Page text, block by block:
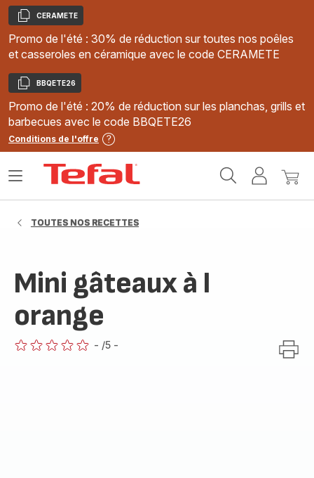
Copier
CERAMETE
Promo de l'été : 30% de réduction sur toutes nos poêles
et casseroles en céramique avec le code CERAMETE
Copier
BBQETE26
Promo de l'été : 20% de réduction sur les planchas, grills et
barbecues avec le code BBQETE26
Conditions de l'offre
MonMon
Ouvrir
TOUTES NOS RECETTES
Mini gâteaux à l
orange
- /5 -